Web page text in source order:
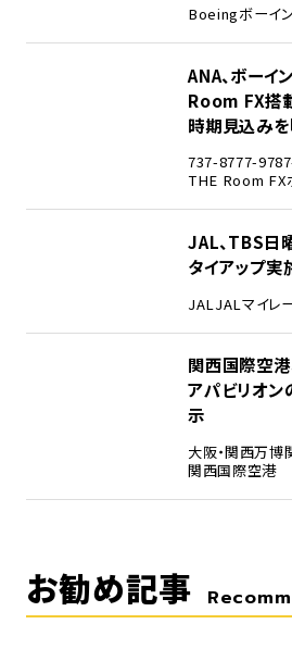
Boeingボーイ
ANA、ボーイ
Room FX搭
時期見込み
737-8777-9
THE Room FX
JAL、TBS日
タイアップ実
JAL JALマイレ
関西国際空港
アパビリオ
示
大阪・関西万博
関西国際空港
お勧め記事